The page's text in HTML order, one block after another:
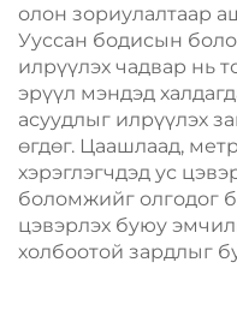
олон зориулалтаар
Ууссан бодисын
илрүүлэх чадвар нь
эрүүл мэндэд
асуудлыг илрүүлэх
өгдөг. Цаашлаад,
хэрэглэгчдэд ус
боломжийг олгодог
цэвэрлэх буюу
холбоотой зардлыг